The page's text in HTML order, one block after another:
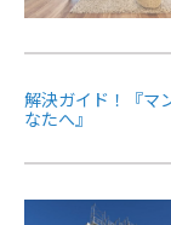
解決ガイド！『マ
なたへ』